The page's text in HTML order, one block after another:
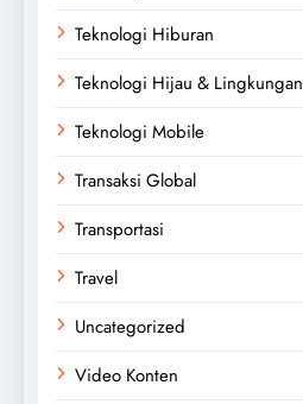
Teknologi Hiburan
Teknologi Hijau & Lingkungan
Teknologi Mobile
Transaksi Global
Transportasi
Travel
Uncategorized
Video Konten